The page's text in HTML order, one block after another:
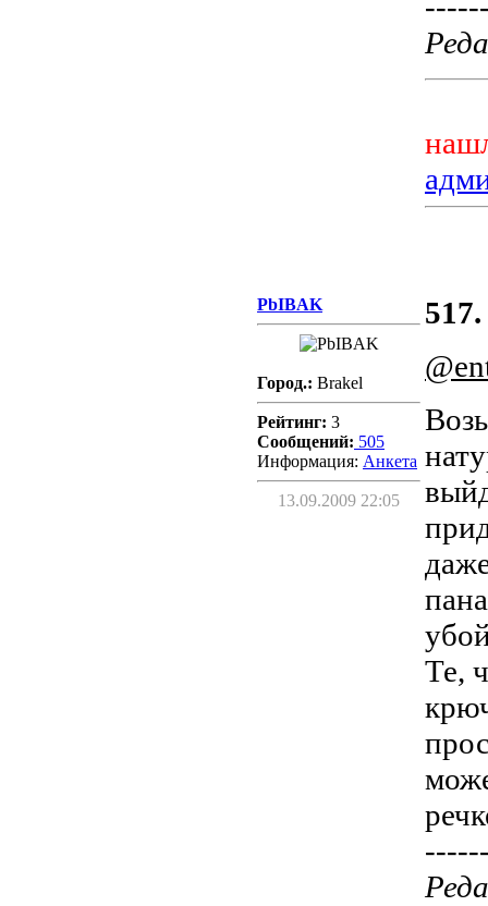
PbIBAK
Город.: Brakel
Рейтинг: 3
Сообщений: 505
Информация: Aнкета
13.09.2009 22:05
517.
Те,